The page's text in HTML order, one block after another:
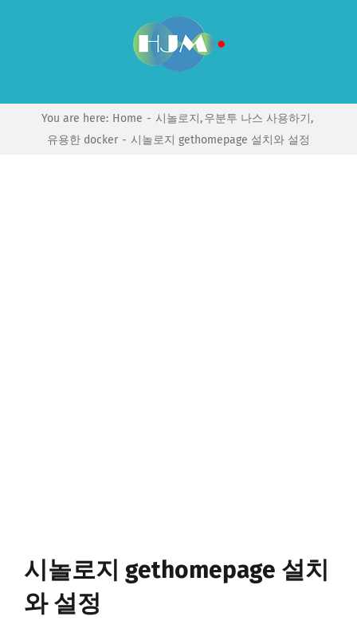
You are here: Home 시놀로지 우분투 나스 사용하기
유용한 docker
시놀로지 gethomepage 설치와 설정
시놀로지 gethomepage 설치
와 설정